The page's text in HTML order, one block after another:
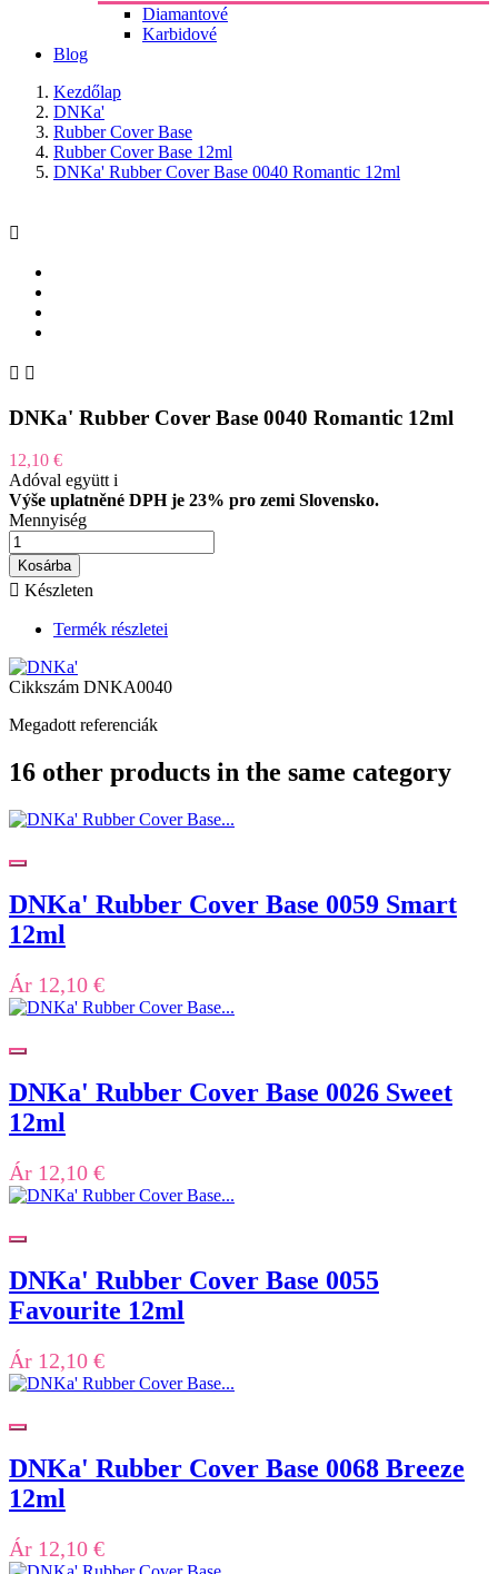
Diamantové
Karbidové
Blog
Kezdőlap
DNKa'
Rubber Cover Base
Rubber Cover Base 12ml
DNKa' Rubber Cover Base 0040 Romantic 12ml

 
DNKa' Rubber Cover Base 0040 Romantic 12ml
12,10 €
Adóval együtti
Výše uplatněné DPH je 23% pro zemi Slovensko.
Mennyiség
Kosárba
 Készleten
Termék részletei
Cikkszám DNKA0040
Megadott referenciák
16 other products in the same category
DNKa' Rubber Cover Base 0059 Smart
12ml
Ár 12,10 €
DNKa' Rubber Cover Base 0026 Sweet
12ml
Ár 12,10 €
DNKa' Rubber Cover Base 0055
Favourite 12ml
Ár 12,10 €
DNKa' Rubber Cover Base 0068 Breeze
12ml
Ár 12,10 €